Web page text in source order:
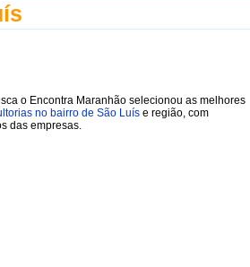
o Encontra Maranhão selecionou as melhores
no bairro de São Luís e região, com
das empresas.